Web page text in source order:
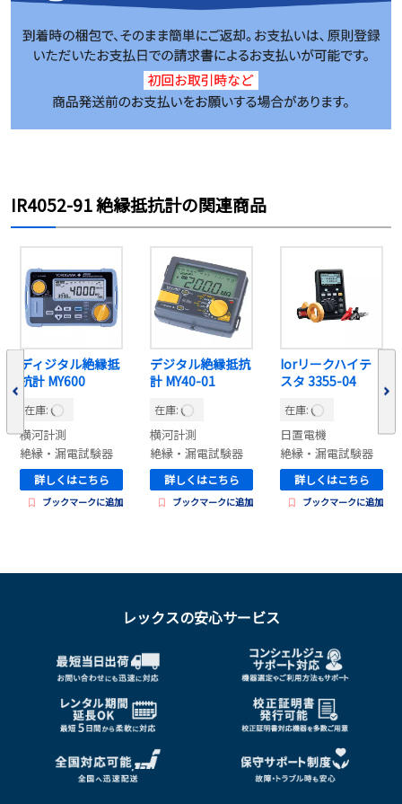
IR4052-91 絶縁抵抗計の関連商品
ディジタル絶縁抵
抗計 MY600
在庫:
横河計測
絶縁・漏電試験器
詳しくはこちら
ブックマークに追加
デジタル絶縁抵抗
計 MY40-01
在庫:
横河計測
絶縁・漏電試験器
詳しくはこちら
ブックマークに追加
Iorリークハイテ
スタ 3355-04
在庫:
日置電機
絶縁・漏電試験器
詳しくはこちら
ブックマークに追加
レックスの安心サービス